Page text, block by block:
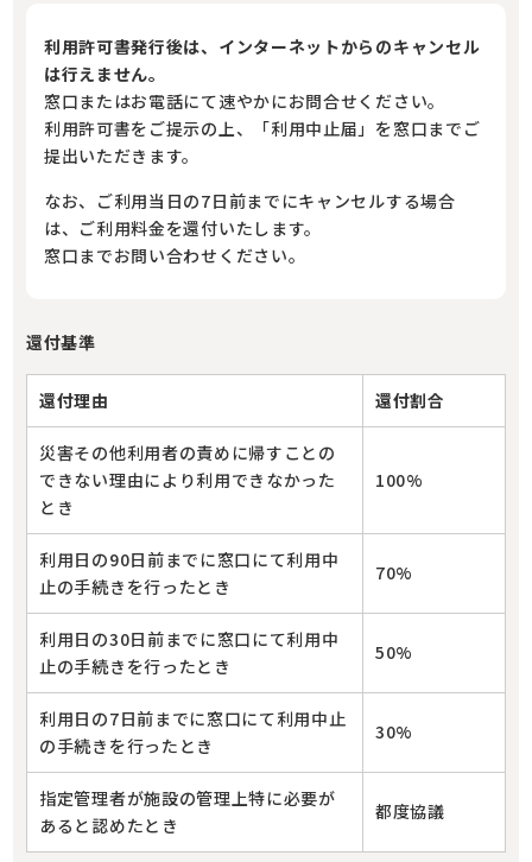
利用許可書発行後は、インターネットからのキャンセル
は行えません。
窓口またはお電話にて速やかにお問合せください。
利用許可書をご提示の上、「利用中止届」を窓口までご
提出いただきます。
なお、ご利用当日の7日前までにキャンセルする場合
は、ご利用料金を還付いたします。
窓口までお問い合わせください。
還付基準
還付理由 還付割合
災害その他利用者の責めに帰すことの
できない理由により利用できなかった
とき
100%
利用日の90日前までに窓口にて利用中
止の手続きを行ったとき
70%
利用日の30日前までに窓口にて利用中
止の手続きを行ったとき
50%
利用日の7日前までに窓口にて利用中止
の手続きを行ったとき
30%
指定管理者が施設の管理上特に必要が
あると認めたとき
都度協議